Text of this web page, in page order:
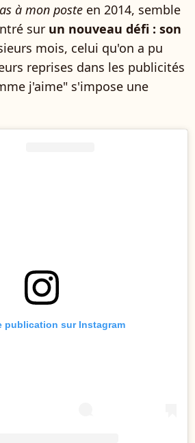
à mon poste en 2014, semble
sur un nouveau défi : son
mois, celui qu'on a pu
reprises dans les publicités
j'aime" s'impose une
publication sur Instagram